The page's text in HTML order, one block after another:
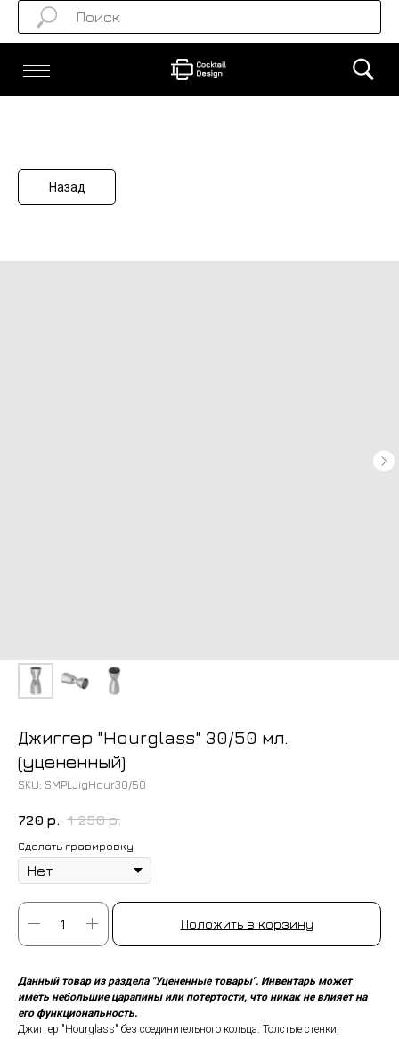
Назад
Джиггер "Hourglass" 30/50 мл.
(уцененный)
SKU: SMPLJigHour30/50
720 р. 1 250 р.
Сделать гравировку
Положить в корзину
Данный товар из раздела "Уцененные товары". Инвентарь может
иметь небольшие царапины или потертости, что никак не влияет на
его функциональность.
Джиггер "Hourglass" без соединительного кольца. Толстые стенки,